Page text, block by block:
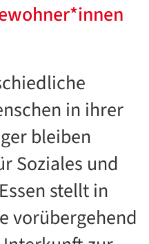
in ihrer
bleiben
Soziales und
stellt in
vorübergehend